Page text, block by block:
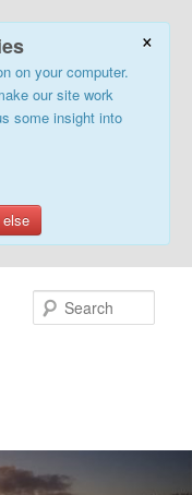
×
on your computer.
our site work
some insight into